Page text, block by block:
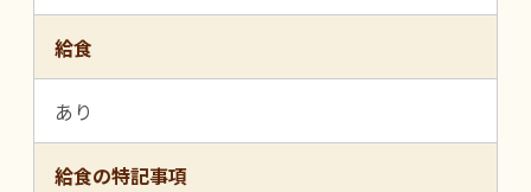
給食
あり
給食の特記事項